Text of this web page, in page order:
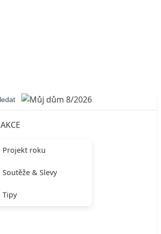
AKCE
Projekt roku
Soutěže & Slevy
Tipy